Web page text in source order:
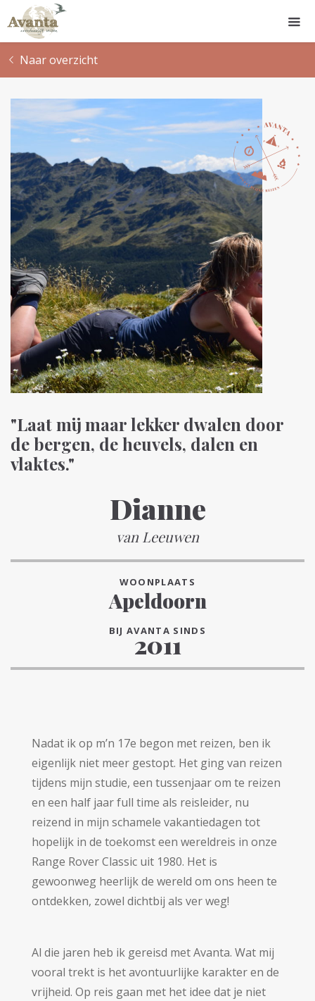
Naar overzicht
"Laat mij maar lekker dwalen door
de bergen, de heuvels, dalen en
vlaktes."
Dianne
van Leeuwen
WOONPLAATS
Apeldoorn
BIJ AVANTA SINDS
2011
Nadat ik op m’n 17e begon met reizen, ben ik
eigenlijk niet meer gestopt. Het ging van reizen
tijdens mijn studie, een tussenjaar om te reizen
en een half jaar full time als reisleider, nu
reizend in mijn schamele vakantiedagen tot
hopelijk in de toekomst een wereldreis in onze
Range Rover Classic uit 1980. Het is
gewoonweg heerlijk de wereld om ons heen te
ontdekken, zowel dichtbij als ver weg!
Al die jaren heb ik gereisd met Avanta. Wat mij
vooral trekt is het avontuurlijke karakter en de
vrijheid. Op reis gaan met het idee dat je niet